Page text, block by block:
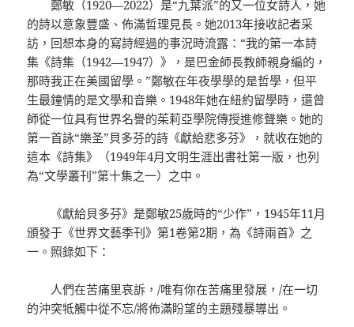
鄭敏（1920—2022）是“九葉派”的又一位女詩人，她
的詩以意象豐盛、佈滿哲理見長。她2013年接收記者采
訪，回想本身的寫詩經過的事況時流露：“我的第一本詩
集《詩集（1942—1947）》，是巴金師長教師親身編的，
那時我正在美國留學。”鄭敏在年夜學學的是哲學，但平
生最鐘情的是文學和音樂。1948年她在紐約留學時，還曾
師從一位具有世界名譽的茱莉亞學院傳授進修聲樂。她的
第一首詠“樂圣”貝多芬的詩《獻給悲多芬》，就收在她的
這本《詩集》（1949年4月文明生涯出書社第一版，也列
為“文學叢刊”第十集之一）之中。
《獻給貝多芬》是鄭敏25歲時的“少作”，1945年11月
頒發于《世界文藝季刊》第1卷第2期，為《詩兩首》之
一。照錄如下：
人們在苦痛里哀訴，/唯有你在苦痛里發展，/在一切
的沖突牴觸中從不忘/將佈滿盼望的主題殘暴導出。